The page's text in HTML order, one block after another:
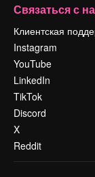
Связаться с
Клиентская
Instagram
YouTube
LinkedIn
TikTok
Discord
X
Reddit